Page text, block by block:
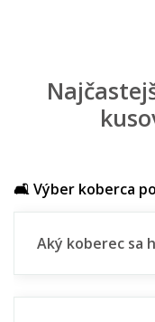
🛋️ Výber koberca
Aký koberec sa